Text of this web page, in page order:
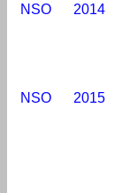
NSO
2014
NSO
2015